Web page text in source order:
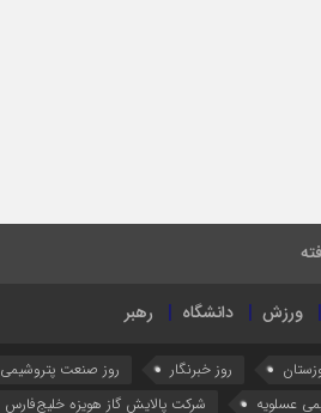
ورزش دانشگاه رهبر
روز خبرنگار روز صنعت پتروشیمی
عسلویه شرکت پالایش گاز هویزه خلیج‌فارس